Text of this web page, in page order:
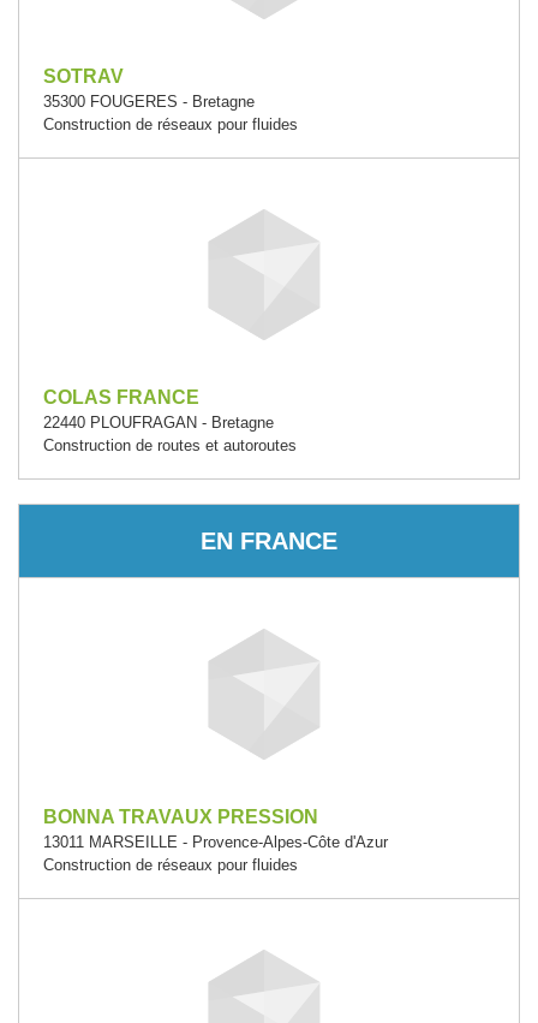
SOTRAV
35300 FOUGERES - Bretagne
Construction de réseaux pour fluides
COLAS FRANCE
22440 PLOUFRAGAN - Bretagne
Construction de routes et autoroutes
EN FRANCE
BONNA TRAVAUX PRESSION
13011 MARSEILLE - Provence-Alpes-Côte d'Azur
Construction de réseaux pour fluides